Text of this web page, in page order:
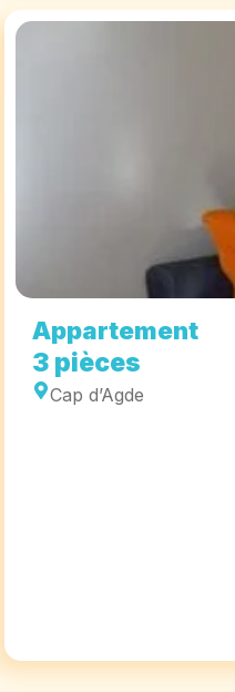
Appartement
3 pièces
Cap d’Agde